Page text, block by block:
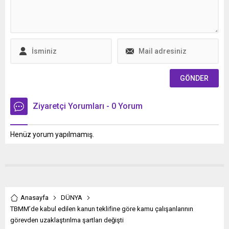
Ziyaretçi Yorumları - 0 Yorum
Henüz yorum yapılmamış.
Anasayfa
DÜNYA
TBMM’de kabul edilen kanun teklifine göre kamu çalışanlarının
görevden uzaklaştırılma şartları değişti